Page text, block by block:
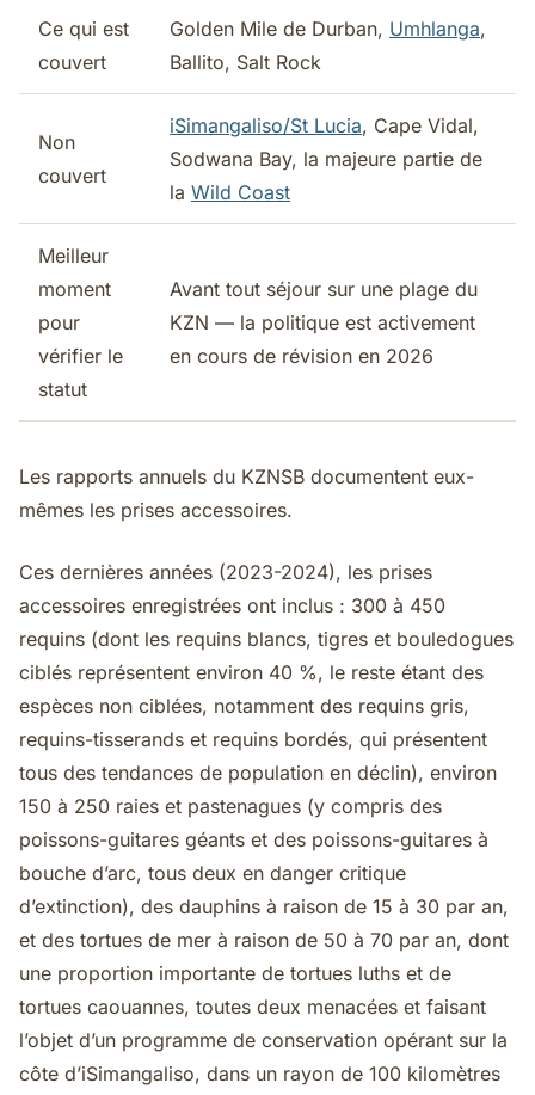
Ce qui est
couvert
Golden Mile de Durban, Umhlanga,
Ballito, Salt Rock
Non
couvert
iSimangaliso/St Lucia, Cape Vidal,
Sodwana Bay, la majeure partie de
la Wild Coast
Meilleur
moment
pour
vérifier le
statut
Avant tout séjour sur une plage du
KZN — la politique est activement
en cours de révision en 2026
Les rapports annuels du KZNSB documentent eux-
mêmes les prises accessoires.
Ces dernières années (2023-2024), les prises
accessoires enregistrées ont inclus : 300 à 450
requins (dont les requins blancs, tigres et bouledogues
ciblés représentent environ 40 %, le reste étant des
espèces non ciblées, notamment des requins gris,
requins-tisserands et requins bordés, qui présentent
tous des tendances de population en déclin), environ
150 à 250 raies et pastenagues (y compris des
poissons-guitares géants et des poissons-guitares à
bouche d’arc, tous deux en danger critique
d’extinction), des dauphins à raison de 15 à 30 par an,
et des tortues de mer à raison de 50 à 70 par an, dont
une proportion importante de tortues luths et de
tortues caouannes, toutes deux menacées et faisant
l’objet d’un programme de conservation opérant sur la
côte d’iSimangaliso, dans un rayon de 100 kilomètres